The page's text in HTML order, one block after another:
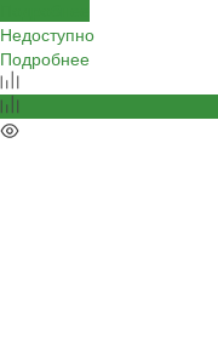
Недоступно
Подробнее